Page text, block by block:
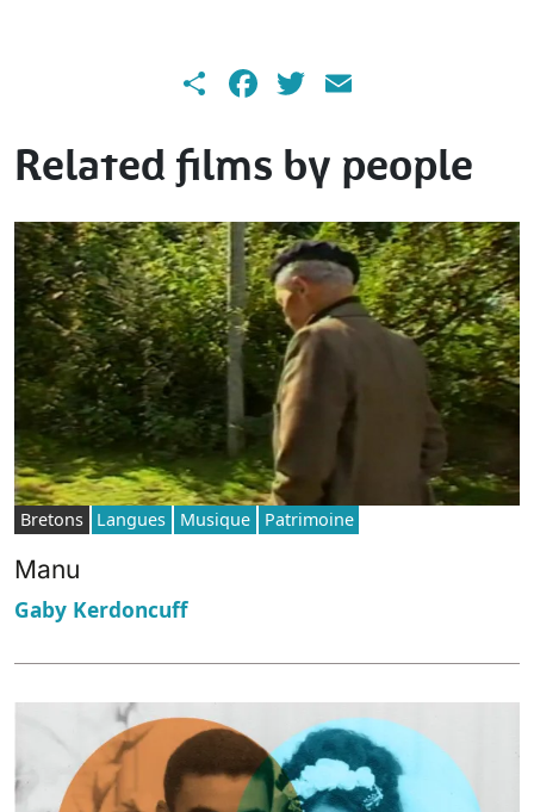
ShareFacebook
Twitter
Related films by people
Bretons Langues Musique Patrimoine
Manu
Gaby Kerdoncuff